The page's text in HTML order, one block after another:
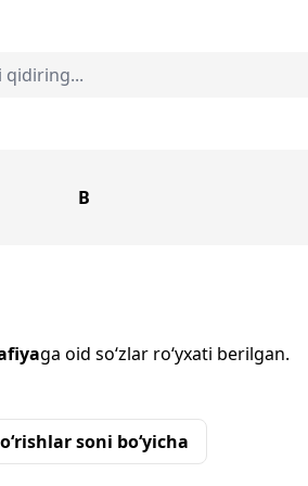
B
ga oid so‘zlar ro‘yxati berilgan.
soni bo‘yicha